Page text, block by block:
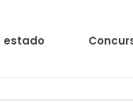
estado